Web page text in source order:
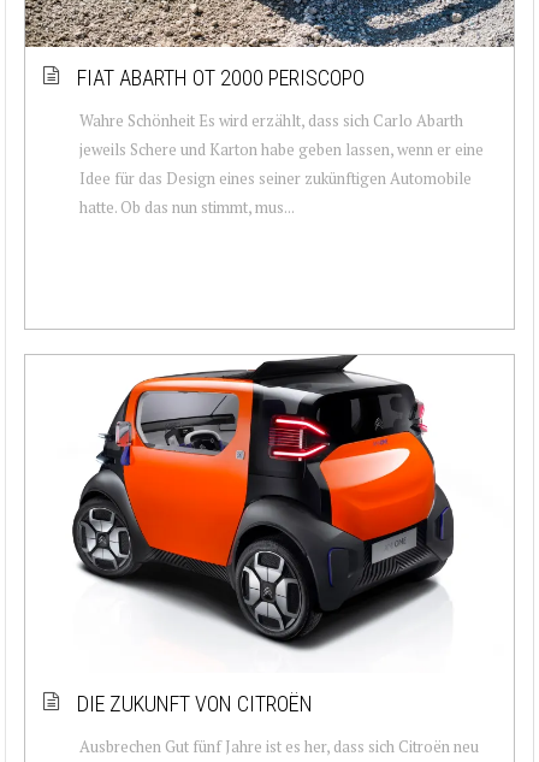
FIAT ABARTH OT 2000 PERISCOPO
Wahre Schönheit Es wird erzählt, dass sich Carlo Abarth
jeweils Schere und Karton habe geben lassen, wenn er eine
Idee für das Design eines seiner zukünftigen Automobile
hatte. Ob das nun stimmt, mus...
DIE ZUKUNFT VON CITROËN
Ausbrechen Gut fünf Jahre ist es her, dass sich Citroën neu